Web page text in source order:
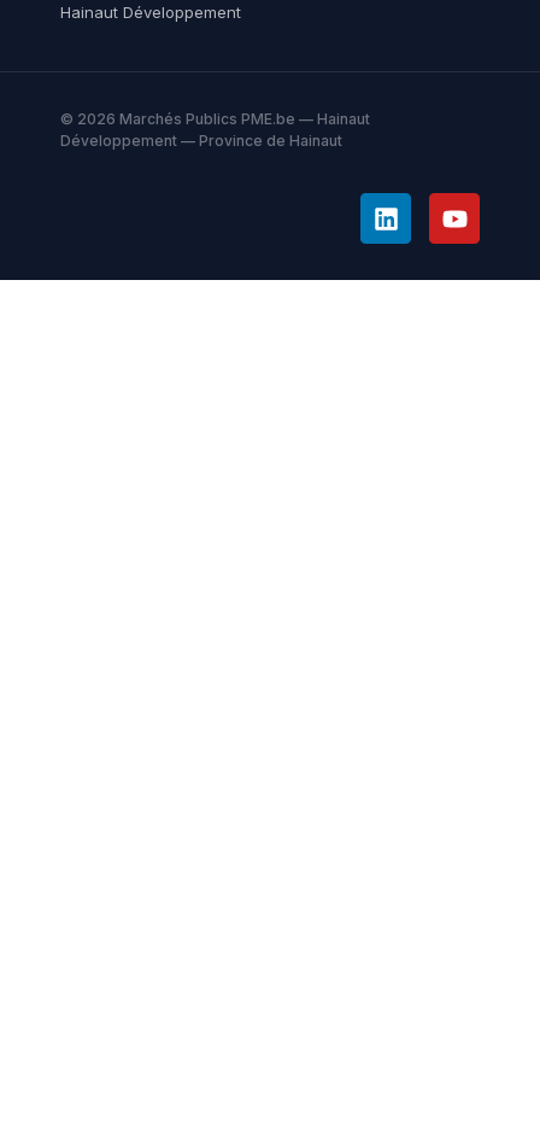
Hainaut Développement
© 2026 Marchés Publics PME.be — Hainaut
Développement — Province de Hainaut